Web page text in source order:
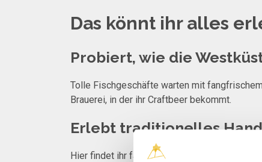
Das könnt ihr alles
Probiert, wie die
Tolle Fischgeschäfte warten mit
Brauerei, in der ihr Craftbeer bekommt.
Erlebt traditionelles
Hier findet ihr farbenfrohe, glänzende